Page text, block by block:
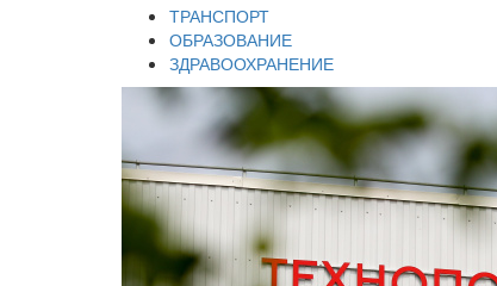
ТРАНСПОРТ
ОБРАЗОВАНИЕ
ЗДРАВООХРАНЕНИЕ